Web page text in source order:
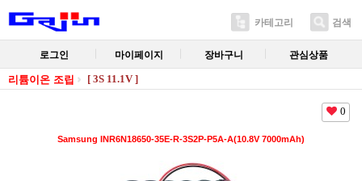
카테고리 검색
로그인 마이페이지 장바구니 관심상품
리튬이온 조립 [ 3S 11.1V ]
0
Samsung INR6N18650-35E-R-3S2P-P5A-A(10.8V 7000mAh)